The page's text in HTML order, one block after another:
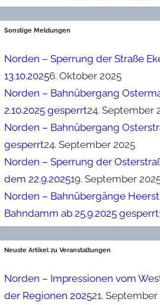
Sonstige Meldungen
Norden – Sperrung der Straße
13.10.20256. Oktober 2025
Norden – Bahnübergang
2.10.2025 gesperrt24. September
Norden – Bahnübergang
gesperrt24. September 2025
Norden – Sperrung der
dem 22.9.202519. September
Norden – Bahnübergänge
Bahndamm ab 25.9.2025 gesperrt
Neuste Artikel zu Veranstaltungen
Norden – Impressionen vom
der Regionen 202521. September